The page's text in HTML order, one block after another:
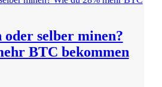
selber minen?
BTC bekommen